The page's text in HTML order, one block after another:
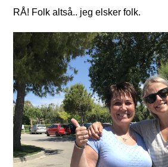
RÅ! Folk altså.. jeg elsker folk.